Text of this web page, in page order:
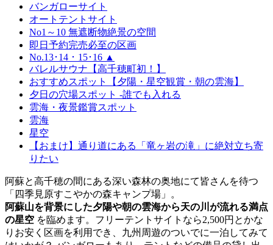
バンガローサイト
オートテントサイト
No1～10 無遮断物絶景の空間
即日予約完売必至の区画
No.13･14・15･16 ▲
バレルサウナ【高千穂町初！】
おすすめスポット【夕陽・星空観賞・朝の雲海】
夕日の穴場スポット -誰でも入れる
雲海・夜景鑑賞スポット
雲海
星空
【おまけ】通り道にある「竜ヶ岩の滝」に絶対立ち寄
りたい
阿蘇と高千穂の間にある深い森林の奥地にて皆さんを待つ
「四季見原すこやかの森キャンプ場」。
阿蘇山を背景にした夕陽や朝の雲海から天の川が流れる満点
の星空 を臨めます。フリーテントサイトなら2,500円とかな
りお安く区画を利用でき、九州周遊のついでに一泊してみて